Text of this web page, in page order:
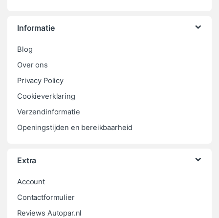
Informatie
Blog
Over ons
Privacy Policy
Cookieverklaring
Verzendinformatie
Openingstijden en bereikbaarheid
Extra
Account
Contactformulier
Reviews Autopar.nl